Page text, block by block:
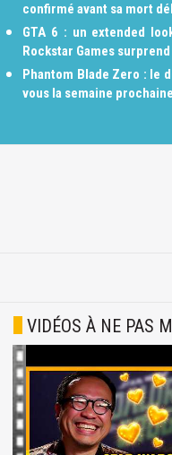
confirmé avant sa mort
GTA 6 : un extended
Rockstar Games
Phantom Blade Zero : le
vous la semaine
VIDÉOS À NE PAS